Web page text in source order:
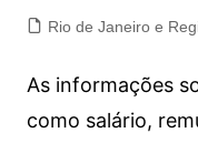
Rio de Janeiro e
As informações
como salário,